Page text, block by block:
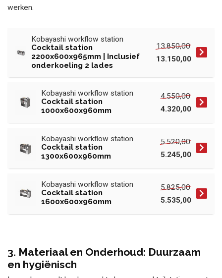
werken.
Kobayashi workflow station
Cocktail station
2200x600x965mm | Inclusief
onderkoeling 2 lades
13.850,00
13.150,00
Kobayashi workflow station
Cocktail station
1000x600x960mm
4.550,00
4.320,00
Kobayashi workflow station
Cocktail station
1300x600x960mm
5.520,00
5.245,00
Kobayashi workflow station
Cocktail station
1600x600x960mm
5.825,00
5.535,00
3. Materiaal en Onderhoud: Duurzaam
en hygiënisch